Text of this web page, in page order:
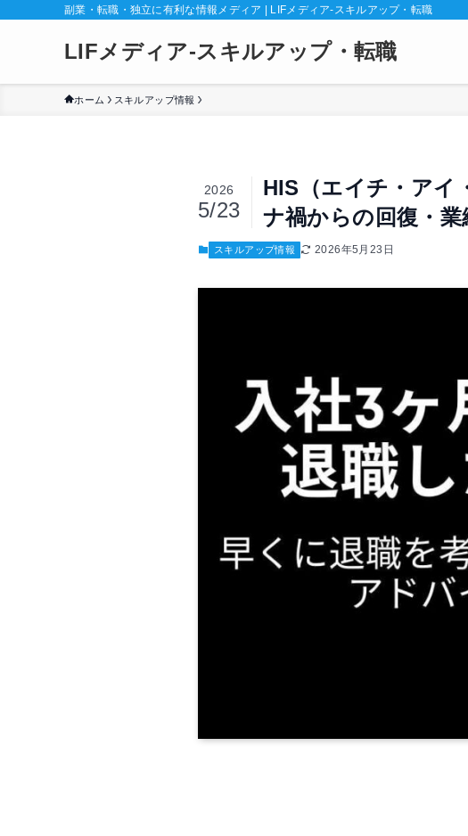
副業・転職・独立に有利な情報メディア | LIFメディア-スキルアップ・転職
LIFメディア-スキルアップ・転職
ホーム スキルアップ情報
HIS（エイチ・アイ
ナ禍からの回復・
2026
5/23
スキルアップ情報 2026年5月23日